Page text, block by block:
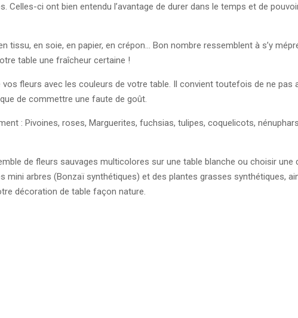
Celles-ci ont bien entendu l’avantage de durer dans le temps et de
tissu, en soie, en papier, en crépon… Bon nombre ressemblent à s’y
table une fraîcheur certaine !
fleurs avec les couleurs de votre table. Il convient toutefois de ne pas
de commettre une faute de goût.
: Pivoines, roses, Marguerites, fuchsias, tulipes, coquelicots,
de fleurs sauvages multicolores sur une table blanche ou choisir une
mini arbres (Bonzaï synthétiques) et des plantes grasses synthétiques,
décoration de table façon nature.